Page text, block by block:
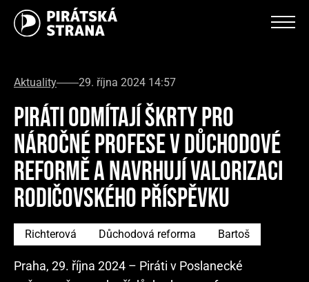
Aktuality 29. října 2024 14:57
PIRÁTI ODMÍTAJÍ ŠKRTY PRO
NÁROČNÉ PROFESE V DŮCHODOVÉ
REFORMĚ A NAVRHUJÍ VALORIZACI
RODIČOVSKÉHO PŘÍSPĚVKU
Richterová Důchodová reforma Bartoš
Praha, 29. října 2024 – Piráti v Poslanecké